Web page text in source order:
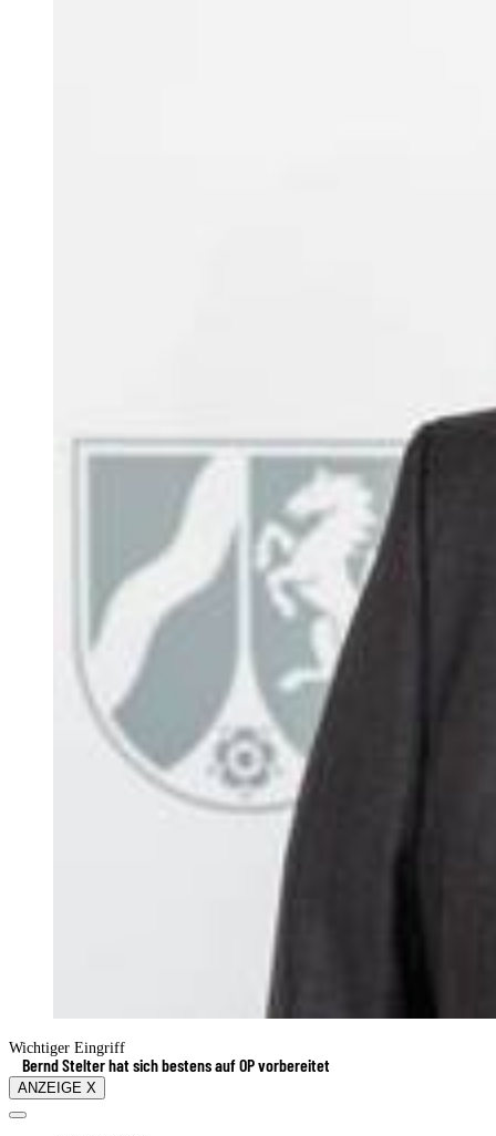
Wichtiger Eingriff
Bernd Stelter hat sich bestens auf OP vorbereitet
ANZEIGE X